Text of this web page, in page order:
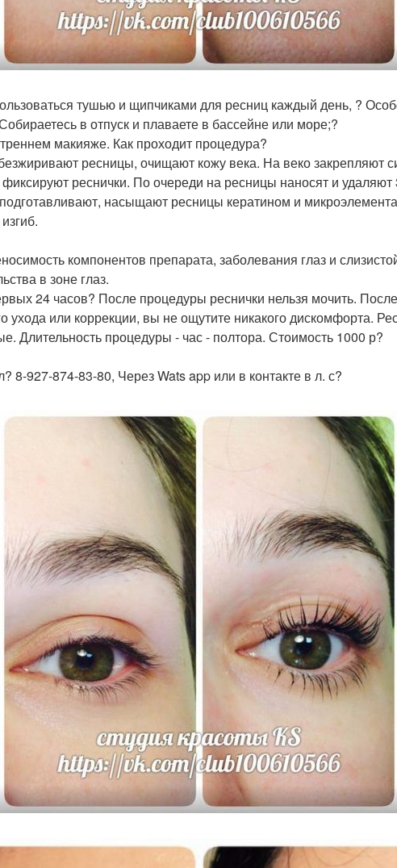
тушью и щипчиками для ресниц каждый день, ?
в отпуск и плаваете в бассейне или море;?
макияже. Как проходит процедура?
ресницы, очищают кожу века. На веко закрепляют
фиксируют реснички. По очереди на ресницы наносят и удаляют
насыщают ресницы кератином и
компонентов препарата, заболевания глаз и
в зоне глаз.
24 часов? После процедуры реснички нельзя мочить.
ухода или коррекции, вы не ощутите никакого дискомфорта.
Длительность процедуры - час - полтора. Стоимость 1000 р?
8-927-874-83-80, Через Wats app или в контакте в л. с?